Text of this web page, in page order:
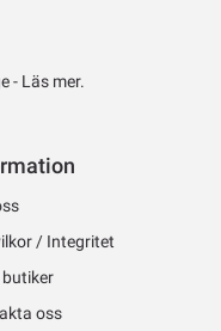
- Läs mer.
/ Integritet
oss